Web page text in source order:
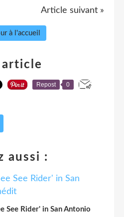
Article suivant »
à l'accueil
article
Repost 0
aussi :
See Rider' in San Antonio